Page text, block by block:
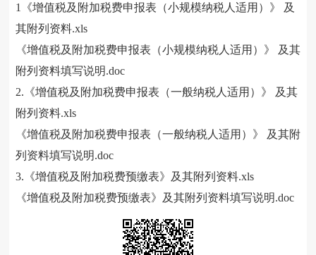
1《增值税及附加税费申报表（小规模纳税人适用）》 及
其附列资料.xls
《增值税及附加税费申报表（小规模纳税人适用）》 及其
附列资料填写说明.doc
2.《增值税及附加税费申报表（一般纳税人适用）》 及其
附列资料.xls
《增值税及附加税费申报表（一般纳税人适用）》 及其附
列资料填写说明.doc
3.《增值税及附加税费预缴表》及其附列资料.xls
《增值税及附加税费预缴表》及其附列资料填写说明.doc